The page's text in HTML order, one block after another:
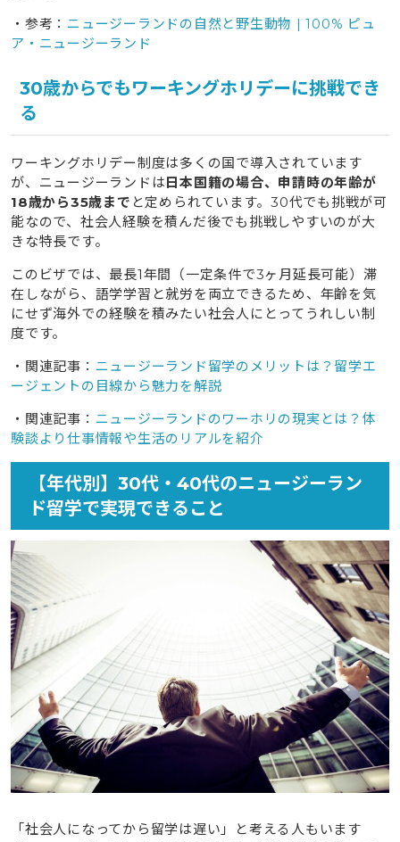
・参考： ニュージーランドの自然と野生動物 | 100% ピュ
ア・ニュージーランド
30歳からでもワーキングホリデーに挑戦でき
る
ワーキングホリデー制度は多くの国で導入されています
が、ニュージーランドは日本国籍の場合、申請時の年齢が
18歳から35歳まで と定められています。30代でも挑戦が可
能なので、社会人経験を積んだ後でも挑戦しやすいのが大
きな特長です。
このビザでは、最長1年間（一定条件で3ヶ月延長可能）滞
在しながら、語学学習と就労を両立できるため、年齢を気
にせず海外での経験を積みたい社会人にとってうれしい制
度です。
・関連記事： ニュージーランド留学のメリットは？留学エ
ージェントの目線から魅力を解説
・関連記事： ニュージーランドのワーホリの現実とは？体
験談より仕事情報や生活のリアルを紹介
【年代別】30代・40代のニュージーラン
ド留学で実現できること
「社会人になってから留学は遅い」と考える人もいます